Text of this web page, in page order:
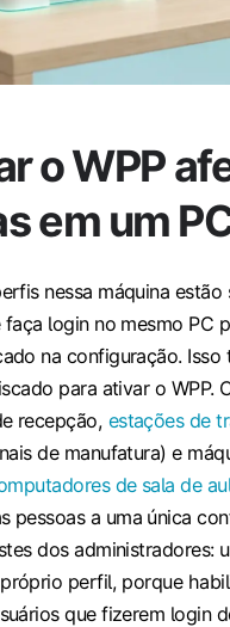
o WPP
em um
nessa máquina
login no mesmo PC
na configuração.
para ativar o
recepção, estações de
de manufatura) e
de sala de
pessoas a uma única
dos administradores:
perfil, porque
que fizerem login